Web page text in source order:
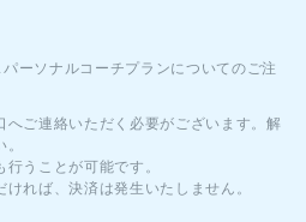
パーソナルコーチプランについてのご注
へご連絡いただく必要がございます。解
うことが可能です。
れば、決済は発生いたしません。